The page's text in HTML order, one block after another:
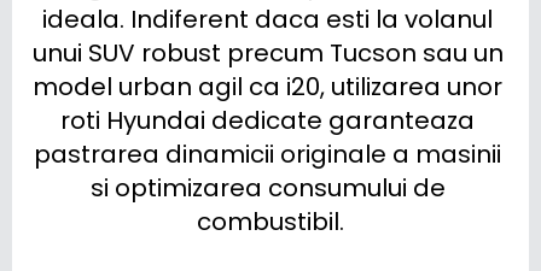
ideala. Indiferent daca esti la volanul
unui SUV robust precum Tucson sau un
model urban agil ca i20, utilizarea unor
roti Hyundai dedicate garanteaza
pastrarea dinamicii originale a masinii
si optimizarea consumului de
combustibil.